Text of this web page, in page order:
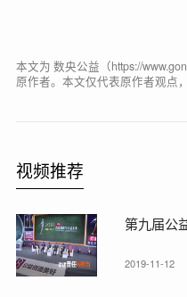
本文为 数央公益（https://
原作者。本文仅代表原作者观点
视频推荐
第九届公
2019-11-12